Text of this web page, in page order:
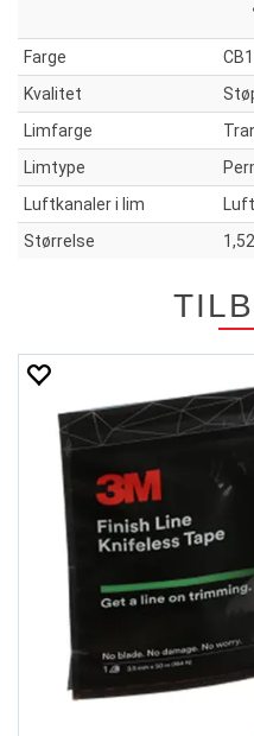
Farge
Kvalitet
Limfarge
Limtype
Luftkanaler i lim
Størrelse